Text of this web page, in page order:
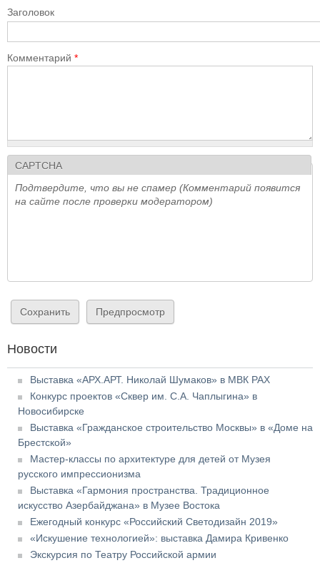
Заголовок
Комментарий *
CAPTCHA
Подтвердите, что вы не спамер (Комментарий появится
на сайте после проверки модератором)
Новости
Выставка «АРХ.АРТ. Николай Шумаков» в МВК РАХ
Конкурс проектов «Сквер им. С.А. Чаплыгина» в
Новосибирске
Выставка «Гражданское строительство Москвы» в «Доме на
Брестской»
Мастер-классы по архитектуре для детей от Музея
русского импрессионизма
Выставка «Гармония пространства. Традиционное
искусство Азербайджана» в Музее Востока
Ежегодный конкурс «Российский Светодизайн 2019»
«Искушение технологией»: выставка Дамира Кривенко
Экскурсия по Театру Российской армии